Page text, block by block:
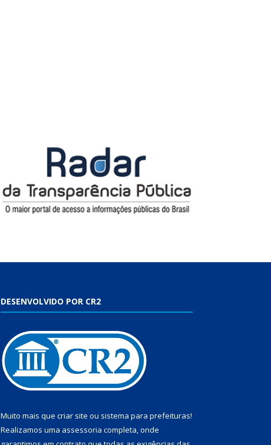
DESENVOLVIDO POR CR2
Muito mais que criar site ou sistema para prefeituras!
Realizamos uma assessoria completa, onde